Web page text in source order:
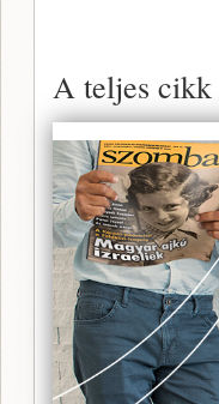
A teljes cikk